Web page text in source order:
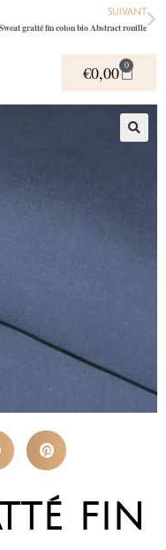
SUIVANT
Sweat gratté fin coton bio Abstract rouille
€0,00 0
fin